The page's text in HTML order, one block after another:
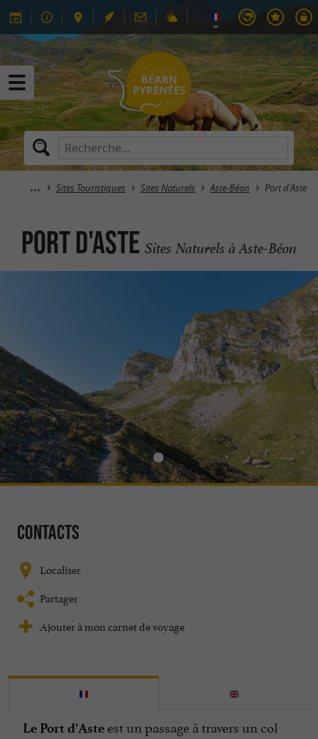
Sites Touristiques Sites Naturels Aste-Béon Port d'Aste
Port d'Aste Sites Naturels à Aste-Béon
Contacts
Localiser
Partager
Ajouter à mon carnet de voyage
Le Port d’Aste est un passage à travers un col